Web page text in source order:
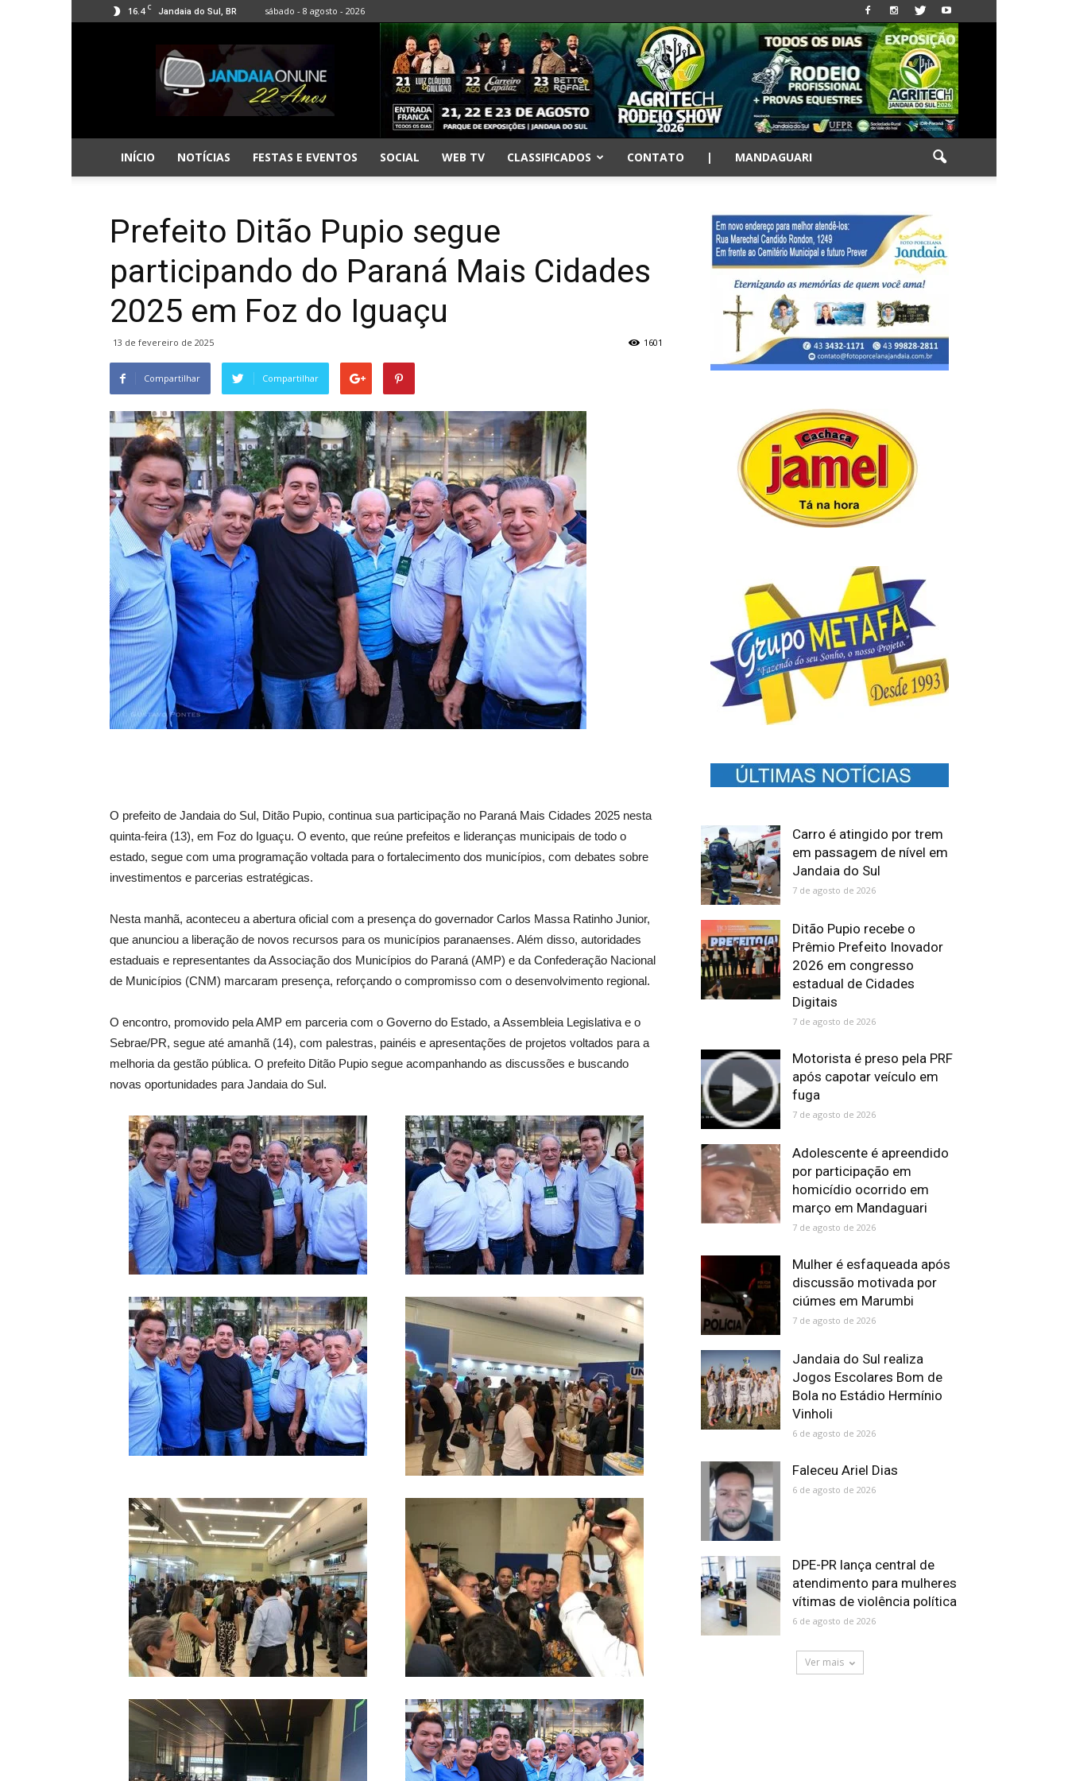
16.4 C Jandaia do Sul, BR sábado - 8 agosto - 2026
Jandaia
Online
INÍCIO NOTÍCIAS FESTAS E EVENTOS SOCIAL WEB TV CLASSIFICADOS CONTATO | MANDAGUARI
Prefeito Ditão Pupio segue
participando do Paraná Mais Cidades
2025 em Foz do Iguaçu
13 de fevereiro de 2025 1601
Compartilhar Compartilhar
O prefeito de Jandaia do Sul, Ditão Pupio, continua sua participação no Paraná Mais Cidades 2025 nesta
quinta-feira (13), em Foz do Iguaçu. O evento, que reúne prefeitos e lideranças municipais de todo o
estado, segue com uma programação voltada para o fortalecimento dos municípios, com debates sobre
investimentos e parcerias estratégicas.
Nesta manhã, aconteceu a abertura oficial com a presença do governador Carlos Massa Ratinho Junior,
que anunciou a liberação de novos recursos para os municípios paranaenses. Além disso, autoridades
estaduais e representantes da Associação dos Municípios do Paraná (AMP) e da Confederação Nacional
de Municípios (CNM) marcaram presença, reforçando o compromisso com o desenvolvimento regional.
O encontro, promovido pela AMP em parceria com o Governo do Estado, a Assembleia Legislativa e o
Sebrae/PR, segue até amanhã (14), com palestras, painéis e apresentações de projetos voltados para a
melhoria da gestão pública. O prefeito Ditão Pupio segue acompanhando as discussões e buscando
novas oportunidades para Jandaia do Sul.
Carro é atingido por trem
em passagem de nível em
Jandaia do Sul
7 de agosto de 2026
Ditão Pupio recebe o
Prêmio Prefeito Inovador
2026 em congresso
estadual de Cidades
Digitais
7 de agosto de 2026
Motorista é preso pela PRF
após capotar veículo em
fuga
7 de agosto de 2026
Adolescente é apreendido
por participação em
homicídio ocorrido em
março em Mandaguari
7 de agosto de 2026
Mulher é esfaqueada após
discussão motivada por
ciúmes em Marumbi
7 de agosto de 2026
Jandaia do Sul realiza
Jogos Escolares Bom de
Bola no Estádio Hermínio
Vinholi
6 de agosto de 2026
Faleceu Ariel Dias
6 de agosto de 2026
DPE-PR lança central de
atendimento para mulheres
vítimas de violência política
6 de agosto de 2026
Ver mais